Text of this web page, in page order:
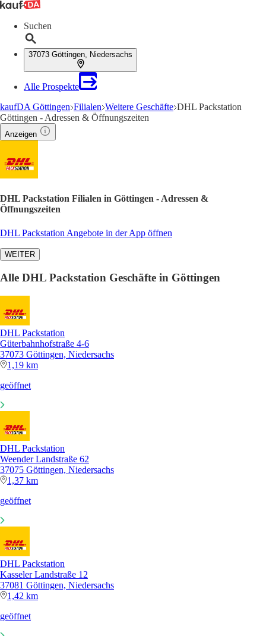
Suchen
37073 Göttingen, Niedersachs
Alle Prospekte
kaufDA Göttingen Filialen Weitere Geschäfte DHL Packstation
Göttingen - Adressen & Öffnungszeiten
Anzeigen
DHL Packstation Filialen in Göttingen - Adressen &
Öffnungszeiten
DHL Packstation Angebote in der App öffnen
WEITER
Alle DHL Packstation Geschäfte in Göttingen
DHL Packstation
Güterbahnhofstraße 4-6
37073 Göttingen, Niedersachs
1,19 km
geöffnet
DHL Packstation
Weender Landstraße 62
37075 Göttingen, Niedersachs
1,37 km
geöffnet
DHL Packstation
Kasseler Landstraße 12
37081 Göttingen, Niedersachs
1,42 km
geöffnet